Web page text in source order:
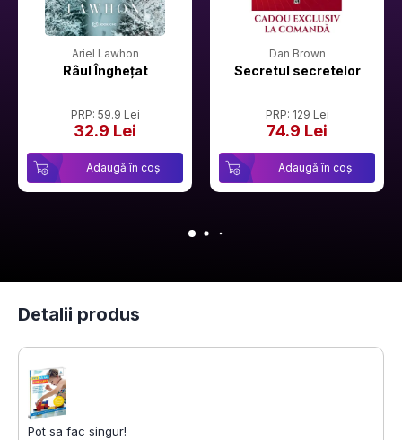
Ariel Lawhon
Râul Înghețat
PRP: 59.9 Lei
32.9 Lei
Adaugă în coș
Dan Brown
Secretul secretelor
PRP: 129 Lei
74.9 Lei
Adaugă în coș
Detalii produs
Pot sa fac singur!